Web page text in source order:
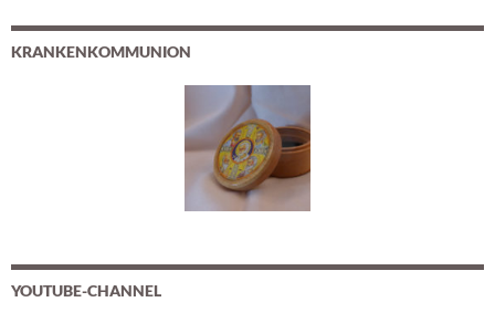
KRANKENKOMMUNION
YOUTUBE-CHANNEL